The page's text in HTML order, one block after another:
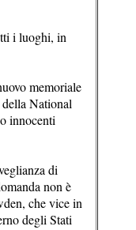
i luoghi, in
memoriale
National
innocenti
di
non è
che vice in
degli Stati